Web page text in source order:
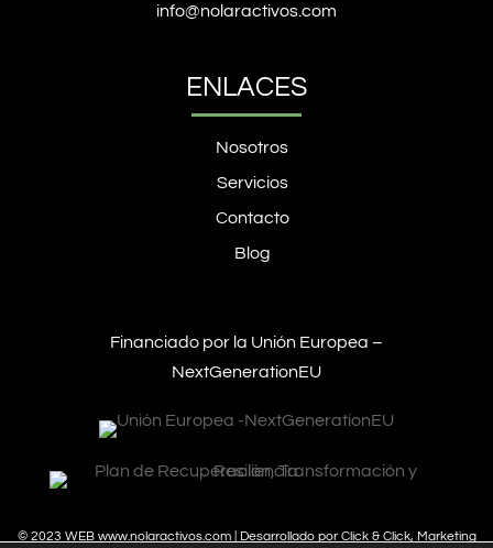
info@nolaractivos.com
ENLACES
Nosotros
Servicios
Contacto
Blog
Financiado por la Unión Europea –
NextGenerationEU
© 2023 WEB www.nolaractivos.com| Desarrollado por Click & Click, Marketing